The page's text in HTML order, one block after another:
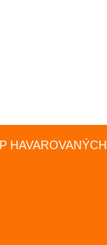
HAVAROVANÝCH